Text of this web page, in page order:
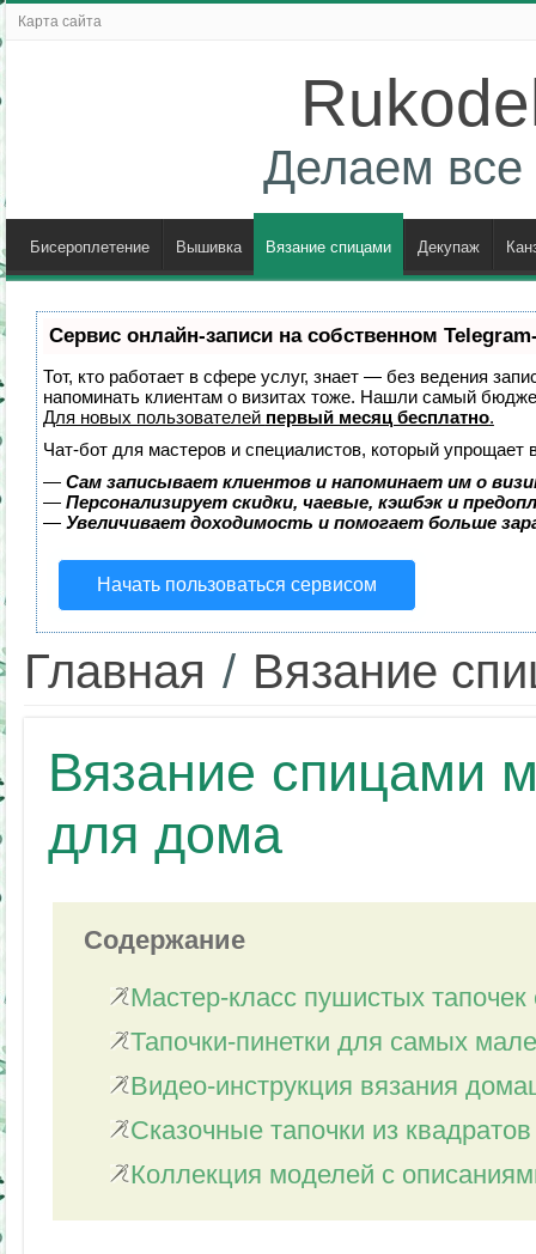
Карта сайта
Делаем все
Бисероплетение Вышивка Вязание спицами Декупаж
Сервис онлайн-записи на собственном
Тот, кто работает в сфере услуг, знает — без ведения
напоминать клиентам о визитах тоже. Нашли самый
Для новых пользователей первый месяц бесплатно.
Чат-бот для мастеров и специалистов, который упрощает
— Сам записывает клиентов и напоминает им о
— Персонализирует скидки, чаевые, кэшбэк и
— Увеличивает доходимость и помогает больше
Начать пользоваться сервисом
Главная / Вязание
Вязание спицами
для дома
Содержание
Мастер-класс пушистых
Тапочки-пинетки для самых
Видео-инструкция вязания
Сказочные тапочки из
Коллекция моделей с